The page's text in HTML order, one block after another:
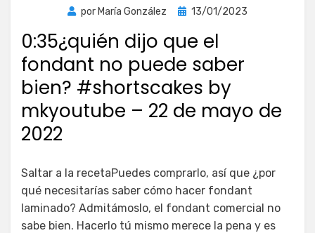
por María González
Publicada
13/01/2023
0:35¿quién dijo que el
fondant no puede saber
bien? #shortscakes by
mkyoutube – 22 de mayo de
2022
Saltar a la recetaPuedes comprarlo, así que ¿por
qué necesitarías saber cómo hacer fondant
laminado? Admitámoslo, el fondant comercial no
sabe bien. Hacerlo tú mismo merece la pena y es